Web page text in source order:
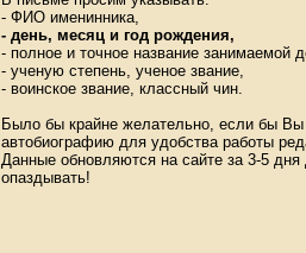
- ФИО именинника,
- день, месяц и год рождения,
- полное и точное название занимаемой
- ученую степень, ученое звание,
- воинское звание, классный чин.
Было бы крайне желательно, если бы
автобиографию для удобства работы
Данные обновляются на сайте за 3-5
опаздывать!